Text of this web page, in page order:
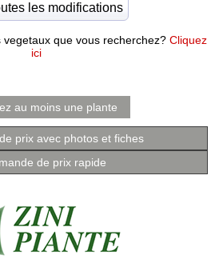
que vous recherchez? Cliquez
ici
au moins une plante
prix avec photos et fiches
de prix rapide